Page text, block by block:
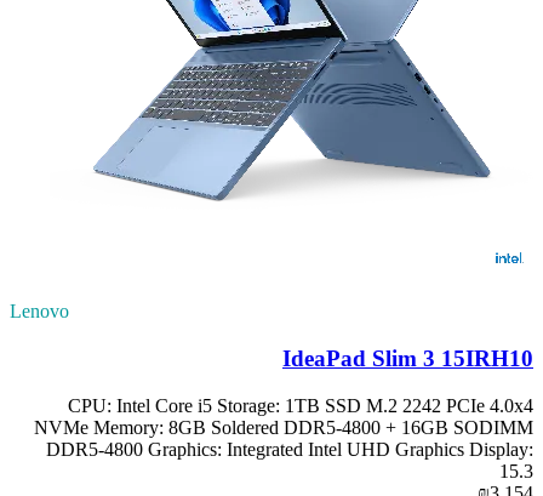
Lenovo
IdeaPad Slim 3 15IRH10
CPU: Intel Core i5 Storage: 1TB SSD M.2 2242 PCIe 4.0x4
NVMe Memory: 8GB Soldered DDR5-4800 + 16GB SODIMM
DDR5-4800 Graphics: Integrated Intel UHD Graphics Display:
15.3